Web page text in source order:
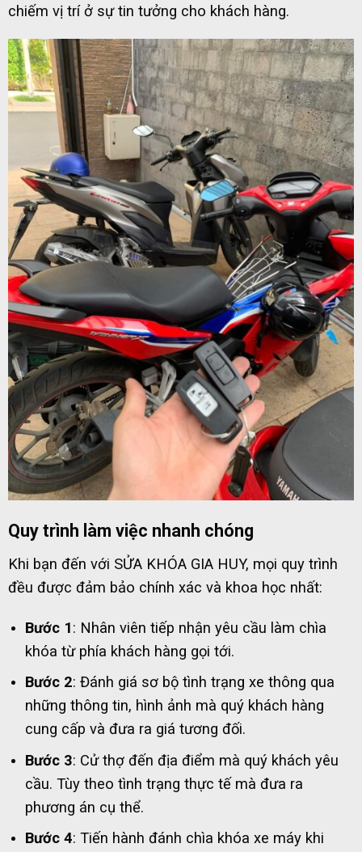
chiếm vị trí ở sự tin tưởng cho khách hàng.
Quy trình làm việc nhanh chóng
Khi bạn đến với SỬA KHÓA GIA HUY, mọi quy trình
đều được đảm bảo chính xác và khoa học nhất:
Bước 1: Nhân viên tiếp nhận yêu cầu làm chìa
khóa từ phía khách hàng gọi tới.
Bước 2: Đánh giá sơ bộ tình trạng xe thông qua
những thông tin, hình ảnh mà quý khách hàng
cung cấp và đưa ra giá tương đối.
Bước 3: Cử thợ đến địa điểm mà quý khách yêu
cầu. Tùy theo tình trạng thực tế mà đưa ra
phương án cụ thể.
Bước 4: Tiến hành đánh chìa khóa xe máy khi